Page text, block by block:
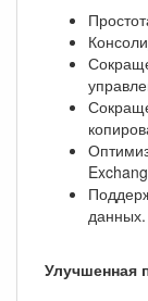
данных.
Улучшенная